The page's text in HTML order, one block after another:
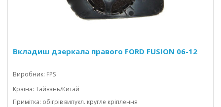
Вкладиш дзеркала правого FORD FUSION 06-12
Виробник: FPS
Країна: Тайвань/Китай
Примітка: обігрів випукл. кругле кріплення